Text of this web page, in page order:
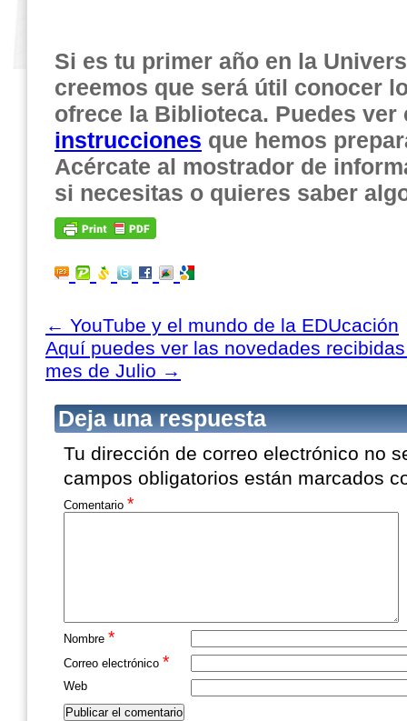
Si es tu primer año en la
creemos que será útil conocer
ofrece la Biblioteca. Puedes
instrucciones que hemos
Acércate al mostrador de
si necesitas o quieres saber
← YouTube y el mundo de la EDUcación
Aquí puedes ver las novedades
mes de Julio →
Deja una respuesta
Tu dirección de correo electrónico no
campos obligatorios están marcados
Comentario *
Nombre *
Correo electrónico *
Web